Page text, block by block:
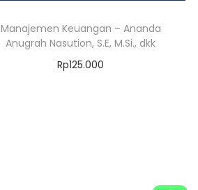
Manajemen Keuangan – Ananda
Anugrah Nasution, S.E, M.Si., dkk
Rp125.000